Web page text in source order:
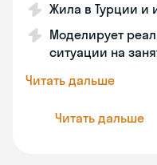
Жила в Турции и
Моделирует
ситуации на
Читать дальше
Читать дальше